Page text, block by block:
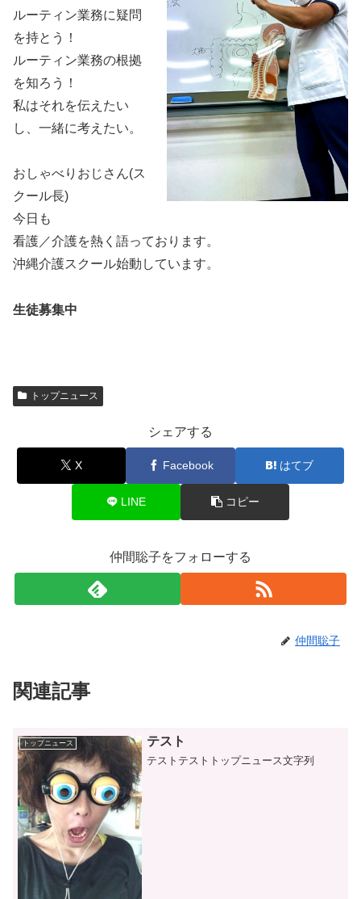
ルーティン業務に疑問
を持とう！
ルーティン業務の根拠
を知ろう！
私はそれを伝えたい
し、一緒に考えたい。
おしゃべりおじさん(ス
クール長)
今日も
看護／介護を熱く語っております。
沖縄介護スクール始動しています。
生徒募集中
トップニュース
シェアする
X Facebook はてブ
LINE コピー
仲間聡子をフォローする
仲間聡子
関連記事
トップニュース テスト
テストテストトップニュース文字列